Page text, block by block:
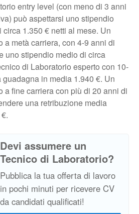
entry level (con meno di 3 anni
può aspettarsi uno stipendio
1.350 € netti al mese. Un
a metà carriera, con 4-9 anni di
uno stipendio medio di circa
di Laboratorio esperto con 10-
in media 1.940 €. Un
a fine carriera con più di 20 anni di
una retribuzione media
Devi assumere un
Tecnico di Laboratorio?
Pubblica la tua offerta di lavoro
in pochi minuti per ricevere CV
da candidati qualificati!